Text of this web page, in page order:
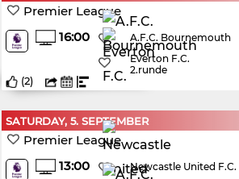
Premier League
16:00
A.F.C. Bournemouth
Everton F.C.
2.runde
(2)
SATURDAY, 5. SEPTEMBER
Premier League
13:00
Newcastle United F.C.